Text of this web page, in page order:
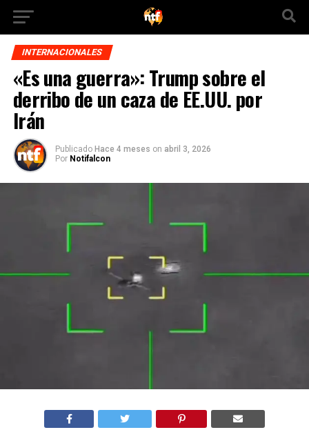
INTERNACIONALES
«Es una guerra»: Trump sobre el
derribo de un caza de EE.UU. por
Irán
Publicado Hace 4 meses on abril 3, 2026
Por Notifalcon